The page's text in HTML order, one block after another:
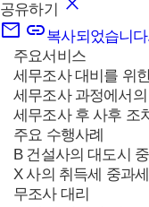
공유하기
복사되었습니
주요서비스
세무조사 대비를 위
세무조사 과정에서
세무조사 후 사후 조
주요 수행사례
B 건설사의 대도시
X 사의 취득세 중과
무조사 대리